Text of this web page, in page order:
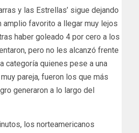
y las Estrellas’ sigue dejando
amplio favorito a llegar muy lejos
haber goleado 4 por cero a los
pero no les alcanzó frente
categoría quienes pese a una
pareja, fueron los que más
generaron a lo largo del
los norteamericanos